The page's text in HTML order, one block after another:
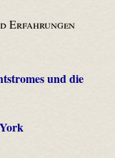
Erfahrungen
und die